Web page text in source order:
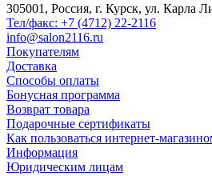
305001, Россия, г. Курск, ул. Карла
Тел/факс: +7 (4712) 22-2116
info@salon2116.ru
Покупателям
Доставка
Способы оплаты
Бонусная программа
Возврат товара
Подарочные сертификаты
Как пользоваться интернет-
Информация
Юридическим лицам